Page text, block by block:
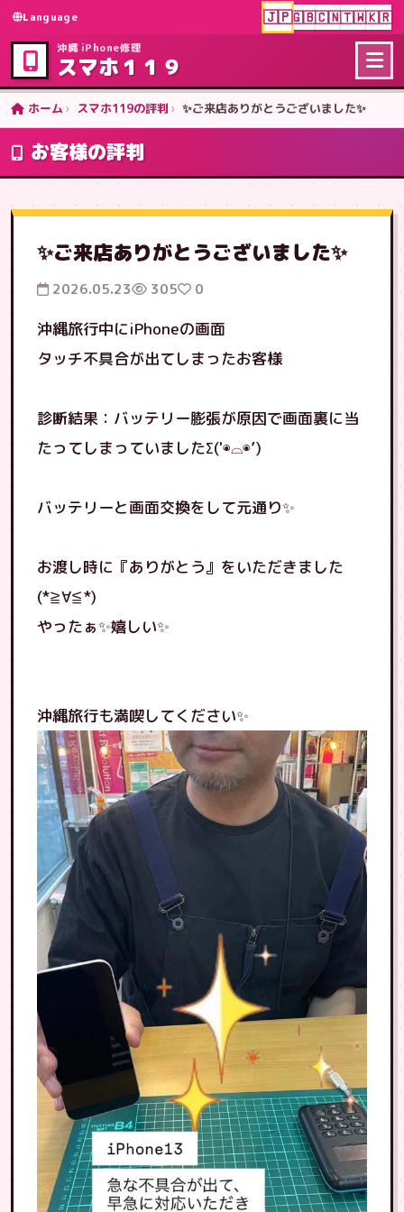
Language 🇯🇵🇬🇧🇨🇳🇹🇼🇰🇷
沖縄 iPhone修理
スマホ１１９
ホーム スマホ119の評判 ✨ご来店ありがとうございました✨
お客様の評判
✨ご来店ありがとうございました✨
2026.05.23 305 0
沖縄旅行中にiPhoneの画面
タッチ不具合が出てしまったお客様
診断結果：バッテリー膨張が原因で画面裏に当
たってしまっていましたΣ('◉⌓◉’)
バッテリーと画面交換をして元通り✨
お渡し時に『ありがとう』をいただきました
(*≧∀≦*)
やったぁ✨嬉しい✨
沖縄旅行も満喫してください✨